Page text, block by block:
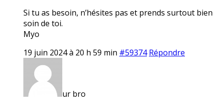
Si tu as besoin, n’hésites pas et prends surtout bien
soin de toi.
Myo
19 juin 2024 à 20 h 59 min #59374 Répondre
ur bro